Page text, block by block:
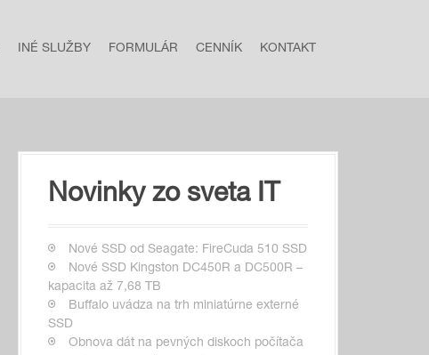
INÉ SLUŽBY FORMULÁR CENNÍK KONTAKT
Novinky zo sveta IT
Nové SSD od Seagate: FireCuda 510 SSD
Nové SSD Kingston DC450R a DC500R –
kapacita až 7,68 TB
Buffalo uvádza na trh miniatúrne externé
SSD
Obnova dát na pevných diskoch počítača